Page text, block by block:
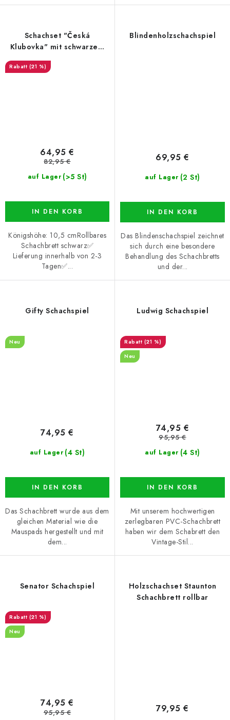
Schachset "Česká
Klubovka" mit schwarzem
(21 %)
auf Lager (>5 St)
64,95 €
82,95 €
IN DEN KORB
Königshöhe: 10,5 cmRollbares
Schachbrett schwarz✅
Lieferung innerhalb von 2-3
Tagen✅...
Blindenholzschachspiel
auf Lager (2 St)
69,95 €
IN DEN KORB
Das Blindenschachspiel zeichnet
sich durch eine besondere
Behandlung des Schachbretts
und der...
Gifty Schachspiel
Neu
auf Lager (4 St)
74,95 €
IN DEN KORB
Das Schachbrett wurde aus dem
gleichen Material wie die
Mauspads hergestellt und mit
dem...
Ludwig Schachspiel
(21 %)
Neu
auf Lager (4 St)
74,95 €
95,95 €
IN DEN KORB
Mit unserem hochwertigen
zerlegbaren PVC-Schachbrett
haben wir dem Schabrett den
Vintage-Stil...
Senator Schachspiel
(21 %)
Neu
74,95 €
95,95 €
Holzschachset Staunton
Schachbrett rollbar
79,95 €